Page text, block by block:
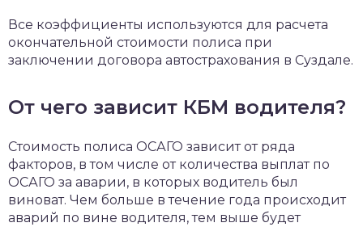
Все коэффициенты используются для расчета
окончательной стоимости полиса при
заключении договора автострахования в Суздале.
От чего зависит КБМ водителя?
Стоимость полиса ОСАГО зависит от ряда
факторов, в том числе от количества выплат по
ОСАГО за аварии, в которых водитель был
виноват. Чем больше в течение года происходит
аварий по вине водителя, тем выше будет